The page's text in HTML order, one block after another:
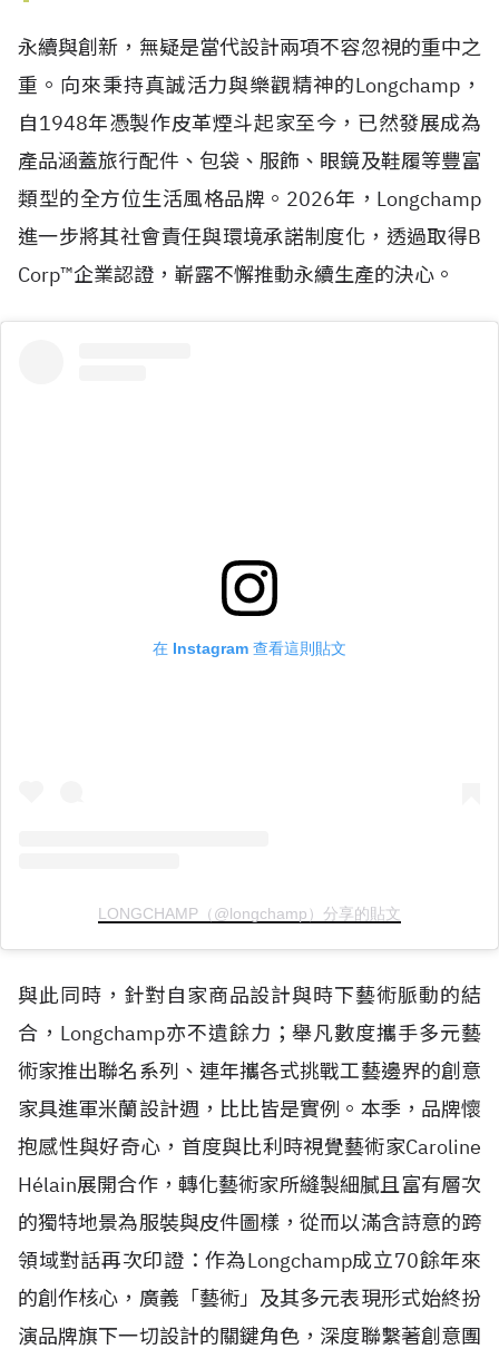
永續與創新，無疑是當代設計兩項不容忽視的重中之
重。向來秉持真誠活力與樂觀精神的Longchamp，
自1948年憑製作皮革煙斗起家至今，已然發展成為
產品涵蓋旅行配件、包袋、服飾、眼鏡及鞋履等豐富
類型的全方位生活風格品牌。2026年，Longchamp
進一步將其社會責任與環境承諾制度化，透過取得B
Corp™企業認證，嶄露不懈推動永續生產的決心。
在 Instagram 查看這則貼文
LONGCHAMP（@longchamp）分享的貼文
與此同時，針對自家商品設計與時下藝術脈動的結
合，Longchamp亦不遺餘力；舉凡數度攜手多元藝
術家推出聯名系列、連年攜各式挑戰工藝邊界的創意
家具進軍米蘭設計週，比比皆是實例。本季，品牌懷
抱感性與好奇心，首度與比利時視覺藝術家Caroline
Hélain展開合作，轉化藝術家所縫製細膩且富有層次
的獨特地景為服裝與皮件圖樣，從而以滿含詩意的跨
領域對話再次印證：作為Longchamp成立70餘年來
的創作核心，廣義「藝術」及其多元表現形式始終扮
演品牌旗下一切設計的關鍵角色，深度聯繫著創意團